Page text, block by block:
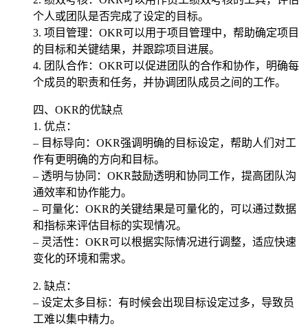
个人或团队是否完成了设定的目标。
3. 项目管理：OKR可以用于项目管理中，帮助确定项目
的目标和关键结果，并跟踪项目进展。
4. 团队合作：OKR可以促进团队的合作和协作，明确每
个成员的职责和任务，并协调团队成员之间的工作。
四、OKR的优缺点
1. 优点：
– 目标导向：OKR强调明确的目标设定，帮助人们对工
作有更明确的方向和目标。
– 透明与协同：OKR鼓励透明和协同工作，提高团队沟
通效率和协作能力。
– 可量化：OKR的关键结果是可量化的，可以通过数据
和指标来评估目标的实现情况。
– 灵活性：OKR可以根据实际情况进行调整，适应快速
变化的环境和需求。
2. 缺点：
– 设定太多目标：有时候会出现目标设定过多，导致员
工难以集中精力。